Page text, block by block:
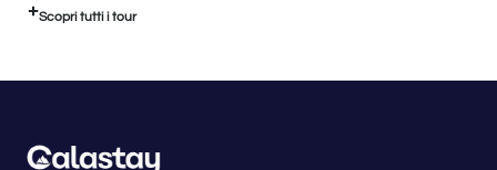
Scopri tutti i tour